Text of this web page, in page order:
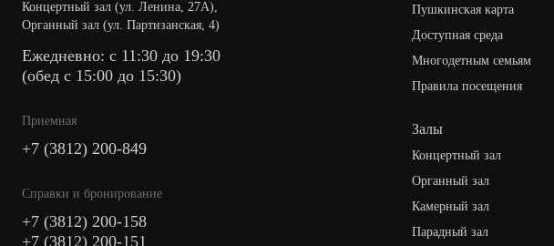
Концертный зал (ул. Ленина, 27А),
Органный зал (ул. Партизанская, 4)
Ежедневно: с 11:30 до 19:30
(обед с 15:00 до 15:30)
Приемная
+7 (3812) 200-849
Cправки и бронирование
+7 (3812) 200-158
+7 (3812) 200-151
Пушкинская карта
Доступная среда
Многодетным семьям
Правила посещения
Залы
Концертный зал
Органный зал
Камерный зал
Парадный зал